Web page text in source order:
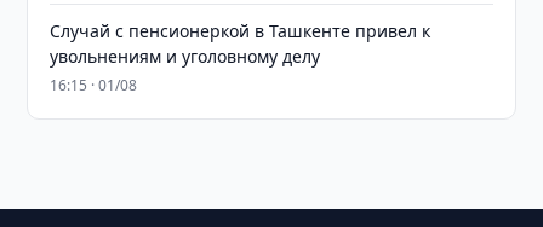
Случай с пенсионеркой в Ташкенте привел к
увольнениям и уголовному делу
16:15 · 01/08